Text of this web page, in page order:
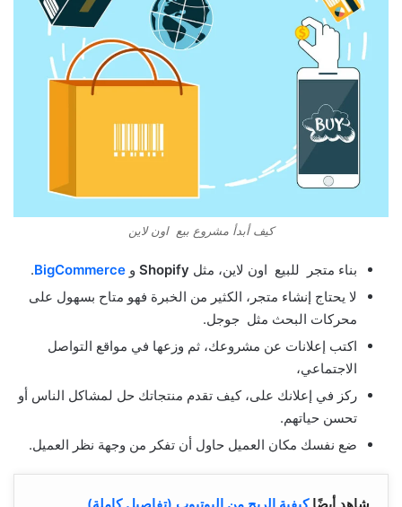
كيف أبدأ مشروع بيع اون لاين
بناء متجر للبيع اون لاين، مثل Shopify و BigCommerce
.
لا يحتاج إنشاء متجر، الكثير من الخبرة فهو متاح بسهول على
محركات البحث مثل جوجل.
اكتب إعلانات عن مشروعك، ثم وزعها في مواقع التواصل
الاجتماعي،
ركز في إعلانك على، كيف تقدم منتجاتك حل لمشاكل الناس أو
تحسن حياتهم.
ضع نفسك مكان العميل حاول أن تفكر من وجهة نظر العميل.